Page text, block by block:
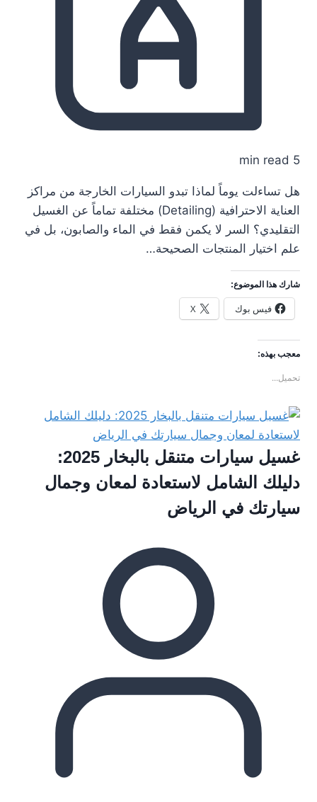
5 min read
هل تساءلت يوماً لماذا تبدو السيارات الخارجة من مراكز
العناية الاحترافية (Detailing) مختلفة تماماً عن الغسيل
التقليدي؟ السر لا يكمن فقط في الماء والصابون، بل في
علم اختيار المنتجات الصحيحة…
شارك هذا الموضوع:
فيس بوك X
معجب بهذه:
تحميل...
غسيل سيارات متنقل بالبخار 2025:
دليلك الشامل لاستعادة لمعان وجمال
سيارتك في الرياض